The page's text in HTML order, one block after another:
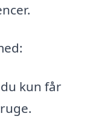
kun får